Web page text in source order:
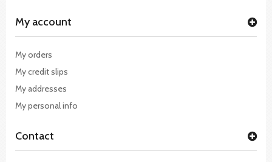
My account
My orders
My credit slips
My addresses
My personal info
Contact